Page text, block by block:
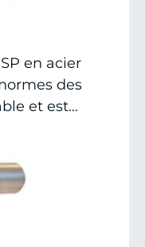
en acier
des
et est